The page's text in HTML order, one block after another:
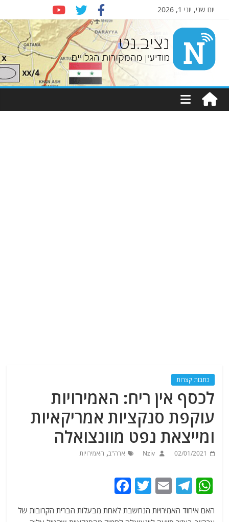
יום שני, יוני 1, 2026
Nziv.net
מודיעין
מהמקורות
כתבות קצרות
לכסף אין ריח: האמירויות
עוקפת סנקציות אמריקאיות
ומייצאת נפט מוונצואלה
02/01/2021
Nziv ארה"ב, האמירויות
W
T
E
T
האם איחוד האמירויות הנחשבת לאחת מבעלות הברית הקרובות של